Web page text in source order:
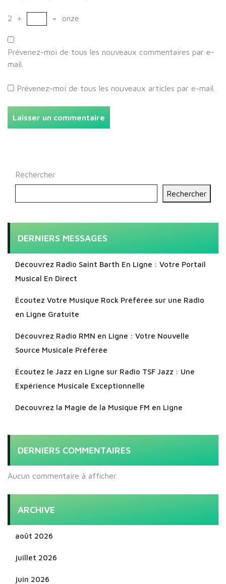
2 + = onze
Prévenez-moi de tous les nouveaux commentaires par e-
mail.
Prévenez-moi de tous les nouveaux articles par e-mail.
Rechercher
Rechercher
DERNIERS MESSAGES
Découvrez Radio Saint Barth En Ligne : Votre Portail
Musical En Direct
Écoutez Votre Musique Rock Préférée sur une Radio
en Ligne Gratuite
Découvrez Radio RMN en Ligne : Votre Nouvelle
Source Musicale Préférée
Écoutez le Jazz en Ligne sur Radio TSF Jazz : Une
Expérience Musicale Exceptionnelle
Découvrez la Magie de la Musique FM en Ligne
DERNIERS COMMENTAIRES
Aucun commentaire à afficher.
ARCHIVE
août 2026
juillet 2026
juin 2026